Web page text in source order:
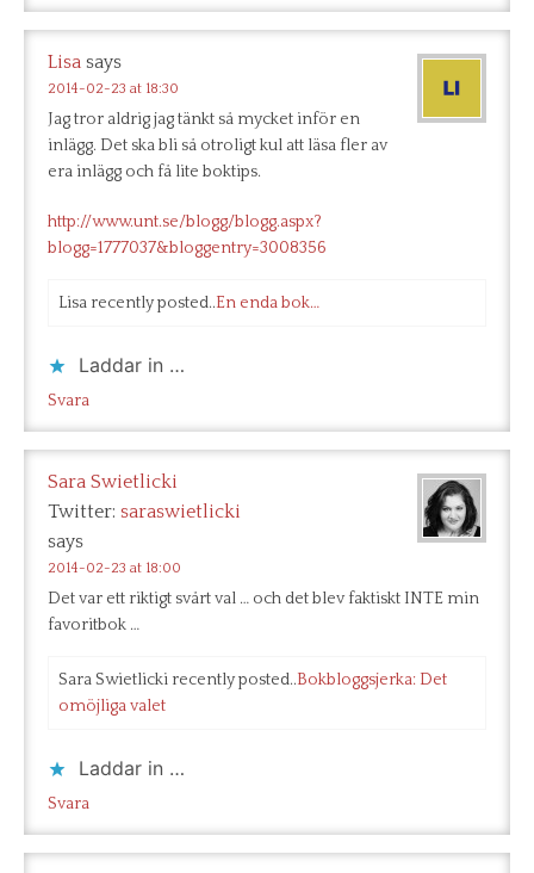
Lisa says
2014-02-23 at 18:30
Jag tror aldrig jag tänkt så mycket inför en
inlägg. Det ska bli så otroligt kul att läsa fler av
era inlägg och få lite boktips.
http://www.unt.se/blogg/blogg.aspx?
blogg=1777037&bloggentry=3008356
Lisa recently posted..En enda bok…
Laddar in …
Svara
Sara Swietlicki
Twitter: saraswietlicki
says
2014-02-23 at 18:00
Det var ett riktigt svårt val … och det blev faktiskt INTE min
favoritbok …
Sara Swietlicki recently posted..Bokbloggsjerka: Det
omöjliga valet
Laddar in …
Svara